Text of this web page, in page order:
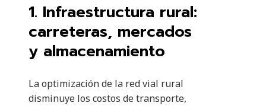
1. Infraestructura rural:
carreteras, mercados
y almacenamiento
La optimización de la red vial rural
disminuye los costos de transporte,